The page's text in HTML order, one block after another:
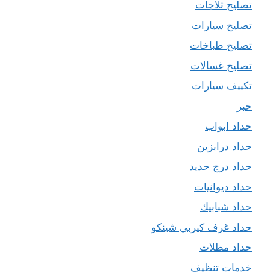
تصليح ثلاجات
تصليح سيارات
تصليح طباخات
تصليح غسالات
تكييف سيارات
حبر
حداد ابواب
حداد درابزين
حداد درج حديد
حداد ديوانيات
حداد شبابيك
حداد غرف كيربي شينكو
حداد مظلات
خدمات تنظيف